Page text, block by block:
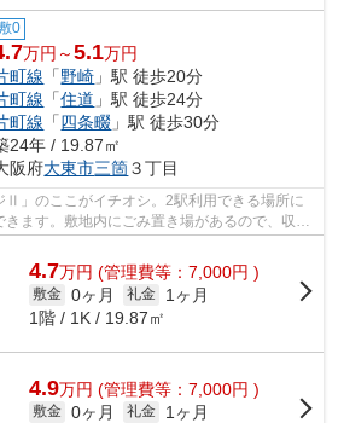
0
万円～5.1万円
町線 「野崎 」駅 徒歩20分
町線 「住道 」駅 徒歩24分
町線 「四条畷 」駅 徒歩30分
24年 / 19.87㎡
阪府大東市三箇３丁目
Ⅱ」のここがイチオシ。2駅利用できる場所に
ます。敷地内にごみ置き場があるので、収集
4.7万円 (管理費等：7,000円 )
敷金 0ヶ月 礼金
1ヶ月
1階 / 1K / 19.87㎡
4.9万円 (管理費等：7,000円 )
敷金 0ヶ月 礼金
1ヶ月